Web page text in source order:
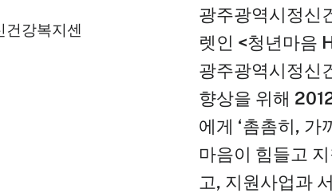
건강복지센
광주광역시정신
렛인 <청년마음
광주광역시정신
향상을 위해
에게 ‘촘촘히, 가
마음이 힘들고
고, 지원사업과